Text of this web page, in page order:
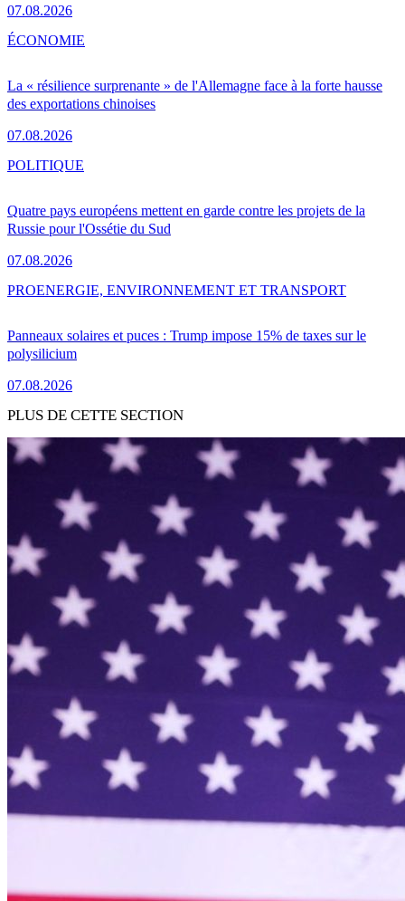
07.08.2026
La « résilience surprenante » de l'Allemagne face à la forte hausse
des exportations chinoises
07.08.2026
ÉCONOMIE
Quatre pays européens mettent en garde contre les projets de la
Russie pour l'Ossétie du Sud
07.08.2026
POLITIQUE
Panneaux solaires et puces : Trump impose 15% de taxes sur le
polysilicium
07.08.2026
PROENERGIE, ENVIRONNEMENT ET TRANSPORT
PLUS DE CETTE SECTION